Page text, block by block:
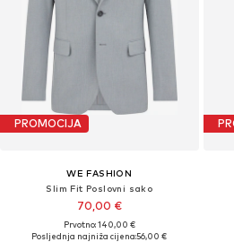
PROMOCIJA
WE FASHION
Slim Fit Poslovni sako
70,00 €
Prvotno: 140,00 €
Posljednja najniža cijena:56,00 €